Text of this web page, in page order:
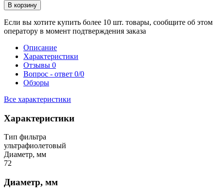
В корзину
Если вы хотите купить более 10 шт. товары, сообщите об этом
оператору в момент подтверждения заказа
Описание
Характеристики
Отзывы 0
Вопрос - ответ 0/0
Обзоры
Все характеристики
Характеристики
Тип фильтра
ультрафиолетовый
Диаметр, мм
72
Диаметр, мм